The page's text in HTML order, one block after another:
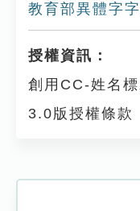
教育部異體字
授權資訊：
創用CC-姓名
3.0版授權條款